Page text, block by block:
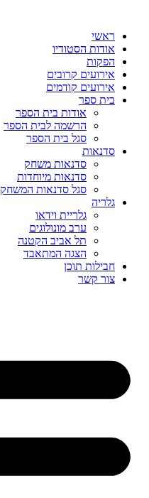
ראשי
אודות הסטודיו
הפקות
אירועים קרובים
אירועים קודמים
בית ספר
אודות בית הספר
הרשמה לבית הספר
סגל בית הספר
סדנאות
סדנאות משחק
סדנאות מיוחדות
סגל סדנאות המשחק
גלריה
גלריית וידאו
ערב מונולוגים
תל אביב הקטנה
הצגה המתאבד
חבילות תוכן
צור קשר